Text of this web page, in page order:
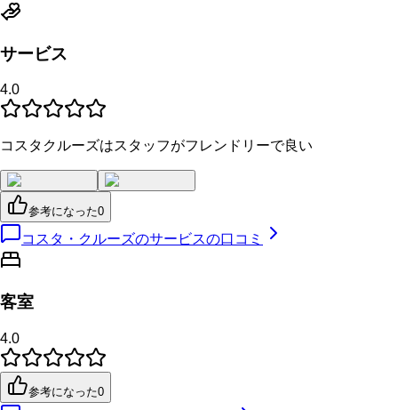
サービス
4.0
コスタクルーズはスタッフがフレンドリーで良い
参考になった0
コスタ・クルーズのサービスの口コミ
客室
4.0
参考になった0